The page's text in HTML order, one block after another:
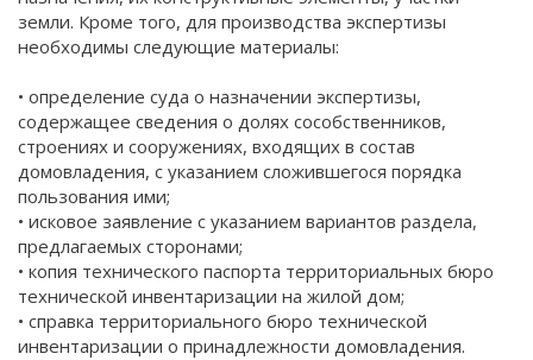
земли. Кроме того, для производства экспертизы
необходимы следующие материалы:
• определение суда о назначении экспертизы,
содержащее сведения о долях сособственников,
строениях и сооружениях, входящих в состав
домовладения, с указанием сложившегося порядка
пользования ими;
• исковое заявление с указанием вариантов раздела,
предлагаемых сторонами;
• копия технического паспорта территориальных бюро
технической инвентаризации на жилой дом;
• справка территориального бюро технической
инвентаризации о принадлежности домовладения.